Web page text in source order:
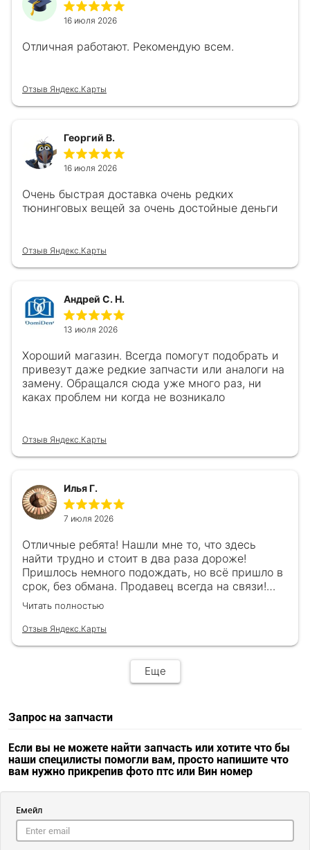
16 июля 2026
Отличная работают. Рекомендую всем.
Отзыв Яндекс.Карты
Георгий В.
16 июля 2026
Очень быстрая доставка очень редких
тюнинговых вещей за очень достойные деньги
Отзыв Яндекс.Карты
Андрей С. Н.
13 июля 2026
Хороший магазин. Всегда помогут подобрать и
привезут даже редкие запчасти или аналоги на
замену. Обращался сюда уже много раз, ни
каках проблем ни когда не возникало
Отзыв Яндекс.Карты
Илья Г.
7 июля 2026
Отличные ребята! Нашли мне то, что здесь
найти трудно и стоит в два раза дороже!
Пришлось немного подождать, но всё пришло в
срок, без обмана. Продавец всегда на связи!
Буду ещё обращаться! 👍
Читать полностью
Отзыв Яндекс.Карты
Еще
Запрос на запчасти
Если вы не можете найти запчасть или хотите что бы
наши специлисты помогли вам, просто напишите что
вам нужно прикрепив фото птс или Вин номер
Емейл